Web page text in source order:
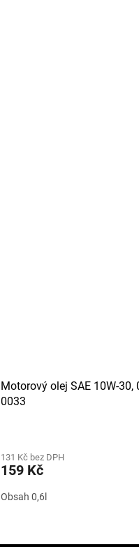
Motorový olej SAE 10W-30,
0033
131 Kč bez DPH
159 Kč
Obsah 0,6l